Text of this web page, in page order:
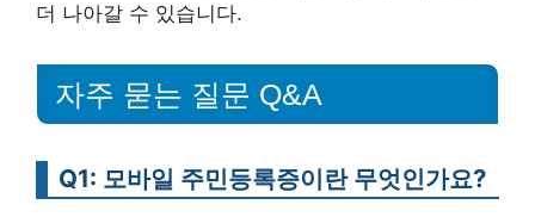
더 나아갈 수 있습니다.
자주 묻는 질문 Q&A
Q1: 모바일 주민등록증이란 무엇인가요?